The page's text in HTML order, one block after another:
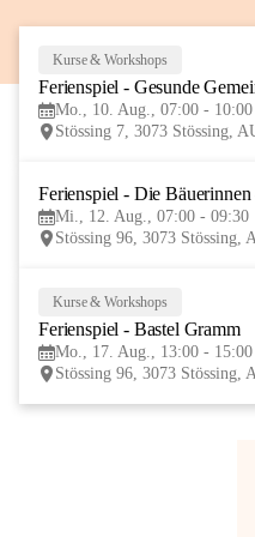
Kurse & Workshops
Ferienspiel - Gesunde
Mo., 10. Aug., 07:00 - 10:00
Stössing 7, 3073 Stössing,
Ferienspiel - Die
Mi., 12. Aug., 07:00 - 09:30
Stössing 96, 3073 Stössing,
Kurse & Workshops
Ferienspiel - Bastel Gramm
Mo., 17. Aug., 13:00 - 15:00
Stössing 96, 3073 Stössing,